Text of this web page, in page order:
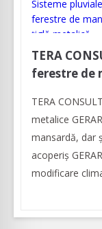
TERA
ferestre de
TERA
metalice
mansardă, dar
acoperiș
modificare